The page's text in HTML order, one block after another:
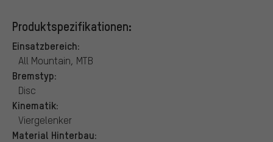
Produktspezifikationen:
Einsatzbereich:
All Mountain, MTB
Bremstyp:
Disc
Kinematik:
Viergelenker
Material Hinterbau: